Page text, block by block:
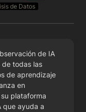
de Datos
de IA
de todas las
de aprendizaje
en
plataforma
que ayuda a